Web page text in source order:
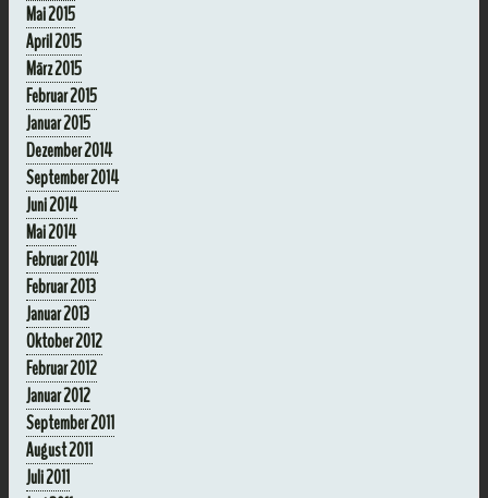
Mai 2015
April 2015
März 2015
Februar 2015
Januar 2015
Dezember 2014
September 2014
Juni 2014
Mai 2014
Februar 2014
Februar 2013
Januar 2013
Oktober 2012
Februar 2012
Januar 2012
September 2011
August 2011
Juli 2011